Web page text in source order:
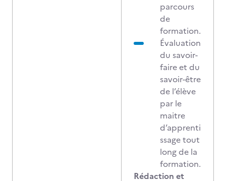
parcours
de
formation.
Évaluation
du savoir-
faire et du
savoir-être
de l’élève
par le
maitre
d’apprenti
ssage tout
long de la
formation.
Rédaction et